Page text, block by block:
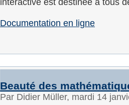
interactive est destinée à tous
Documentation en ligne
Beauté des
Par Didier Müller, mardi 14